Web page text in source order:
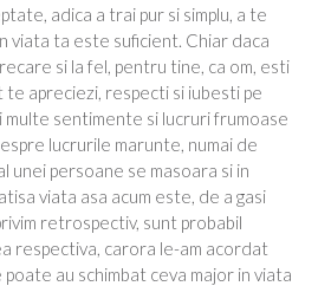
adica a trai pur si simplu, a te
viata ta este suficient. Chiar daca
si la fel, pentru tine, ca om, esti
te apreciezi, respecti si iubesti pe
multe sentimente si lucruri frumoase
lucrurile marunte, numai de
unei persoane se masoara si in
viata asa acum este, de a gasi
retrospectiv, sunt probabil
respectiva, carora le-am acordat
au schimbat ceva major in viata